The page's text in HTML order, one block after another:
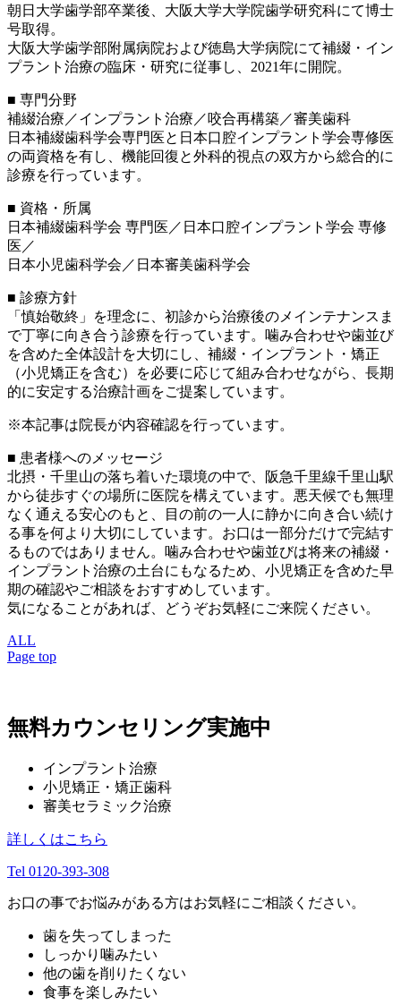
朝日大学歯学部卒業後、大阪大学大学院歯学研究科にて博士
号取得。
大阪大学歯学部附属病院および徳島大学病院にて補綴・イン
プラント治療の臨床・研究に従事し、2021年に開院。
■ 専門分野
補綴治療／インプラント治療／咬合再構築／審美歯科
日本補綴歯科学会専門医と日本口腔インプラント学会専修医
の両資格を有し、機能回復と外科的視点の双方から総合的に
診療を行っています。
■ 資格・所属
日本補綴歯科学会 専門医／日本口腔インプラント学会 専修
医／
日本小児歯科学会／日本審美歯科学会
■ 診療方針
「慎始敬終」を理念に、初診から治療後のメインテナンスま
で丁寧に向き合う診療を行っています。噛み合わせや歯並び
を含めた全体設計を大切にし、補綴・インプラント・矯正
（小児矯正を含む）を必要に応じて組み合わせながら、長期
的に安定する治療計画をご提案しています。
※本記事は院長が内容確認を行っています。
■ 患者様へのメッセージ
北摂・千里山の落ち着いた環境の中で、阪急千里線千里山駅
から徒歩すぐの場所に医院を構えています。悪天候でも無理
なく通える安心のもと、目の前の一人に静かに向き合い続け
る事を何より大切にしています。お口は一部分だけで完結す
るものではありません。噛み合わせや歯並びは将来の補綴・
インプラント治療の土台にもなるため、小児矯正を含めた早
期の確認やご相談をおすすめしています。
気になることがあれば、どうぞお気軽にご来院ください。
ALL
Page top
無料カウンセリング実施中
インプラント治療
小児矯正・矯正歯科
審美セラミック治療
詳しくはこちら
Tel 0120-393-308
お口の事でお悩みがある方はお気軽にご相談ください。
歯を失ってしまった
しっかり噛みたい
他の歯を削りたくない
食事を楽しみたい